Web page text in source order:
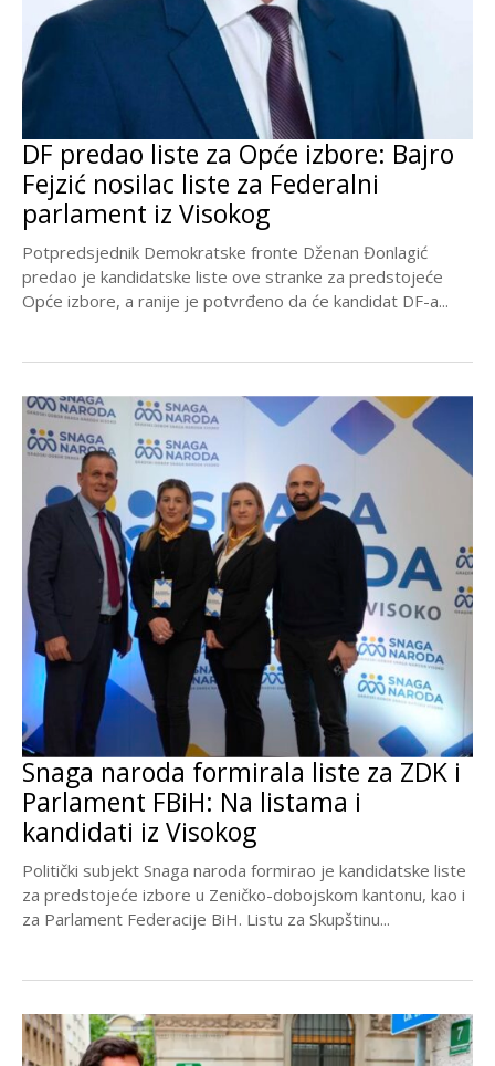
DF predao liste za Opće izbore: Bajro
Fejzić nosilac liste za Federalni
parlament iz Visokog
Potpredsjednik Demokratske fronte Dženan Đonlagić
predao je kandidatske liste ove stranke za predstojeće
Opće izbore, a ranije je potvrđeno da će kandidat DF-a...
Snaga naroda formirala liste za ZDK i
Parlament FBiH: Na listama i
kandidati iz Visokog
Politički subjekt Snaga naroda formirao je kandidatske liste
za predstojeće izbore u Zeničko-dobojskom kantonu, kao i
za Parlament Federacije BiH. Listu za Skupštinu...